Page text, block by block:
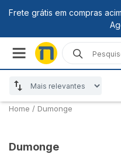
Home / Dumonge
Dumonge